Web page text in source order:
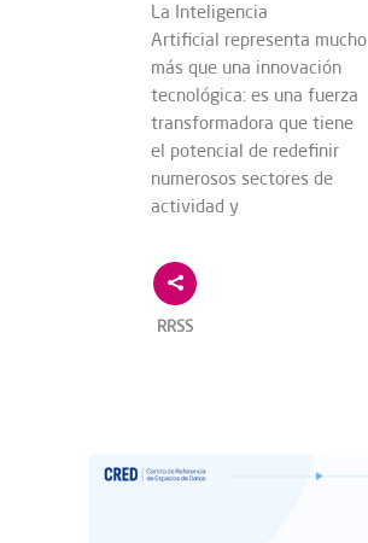
La Inteligencia
Artificial representa mucho
más que una innovación
tecnológica: es una fuerza
transformadora que tiene
el potencial de redefinir
numerosos sectores de
actividad y
RRSS